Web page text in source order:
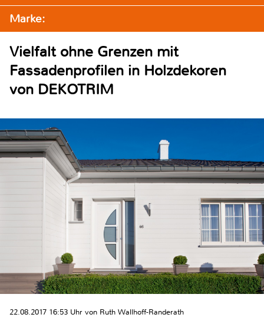
Marke:
Vielfalt ohne Grenzen mit
Fassadenprofilen in Holzdekoren
von DEKOTRIM
22.08.2017 16:53 Uhr von Ruth Wallhoff-Randerath